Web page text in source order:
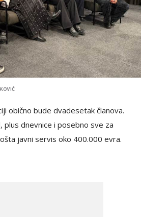
obično bude dvadesetak članova.
plus dnevnice i posebno sve za
javni servis oko 400.000 evra.